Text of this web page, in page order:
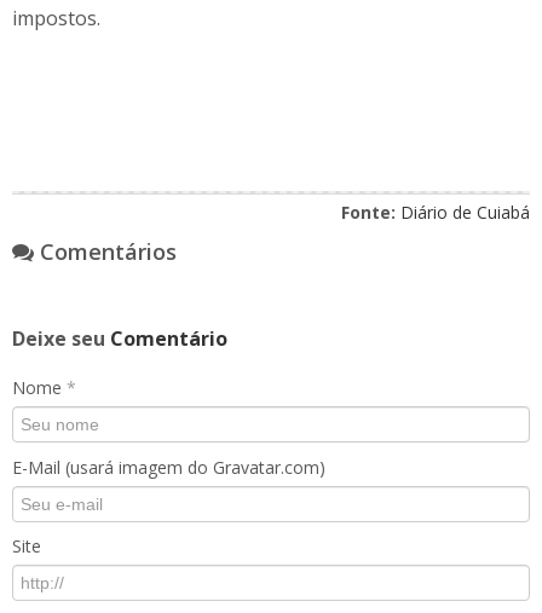
impostos.
Fonte: Diário de Cuiabá
Comentários
Deixe seu Comentário
Nome *
E-Mail (usará imagem do Gravatar.com)
Site